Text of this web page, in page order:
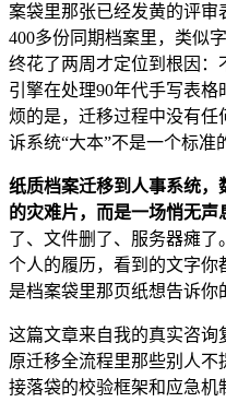
案袋里那张已经发黄的评审
400多份同期档案里，类似
终花了两周才定位到根因：
引擎在处理90年代手写表格
烦的是，迁移过程中没有
诉系统“大本”不是一个标准
纸质档案迁移到人事系统，
的灾难片，而是一场悄无声
了、文件删了、服务器瘫
个人的履历，看到的文字
是档案袋里那页纸想告诉你
这篇文章来自我的真实咨询
原迁移全流程里那些别人
接落袋的校验框架和应急机